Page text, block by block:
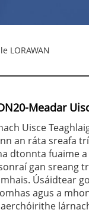
LORAWAN
Meadar
Uisce
an ráta sreafa
dtonnta fuaime
gan sreang
Úsáidtear
agus a